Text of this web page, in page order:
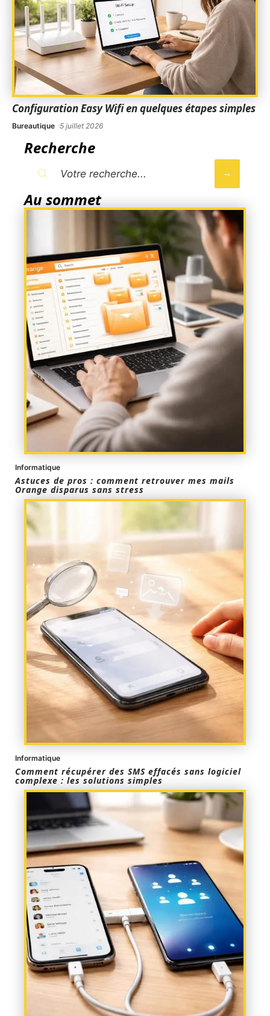
Configuration Easy Wifi en quelques étapes simples
Bureautique 5 juillet 2026
Recherche
Au sommet
Informatique
Astuces de pros : comment retrouver mes mails
Orange disparus sans stress
Informatique
Comment récupérer des SMS effacés sans logiciel
complexe : les solutions simples